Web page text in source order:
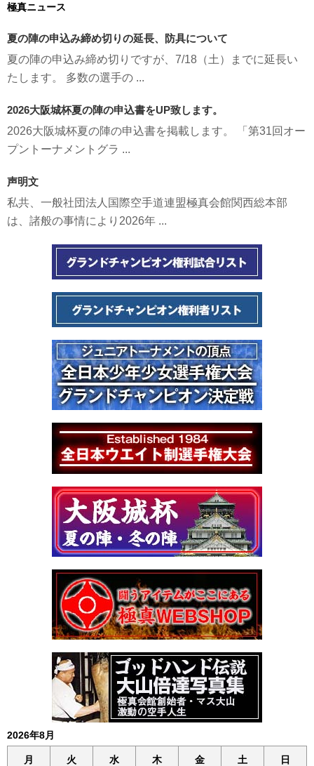
極真ニュース
夏の陣の申込み締め切りの延長、防具について
夏の陣の申込み締め切りですが、7/18（土）までに延長い
たします。 多数の選手の ...
2026大阪城杯夏の陣の申込書をUP致します。
2026大阪城杯夏の陣の申込書を掲載します。 「第31回オー
プントーナメントグラ ...
声明文
私共、一般社団法人国際空手道連盟極真会館関西総本部
は、諸般の事情により2026年 ...
2026年8月
月 火 水 木 金 土 日